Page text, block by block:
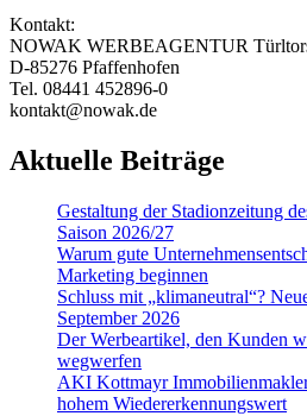
Kontakt:
NOWAK WERBEAGENTUR
D-85276 Pfaffenhofen
Tel. 08441 452896-0
kontakt@nowak.de
Aktuelle Beiträge
Gestaltung der Stadionzeitung
Saison 2026/27
Warum gute
Marketing beginnen
Schluss mit „klimaneutral“?
September 2026
Der Werbeartikel, den Kunden
wegwerfen
AKI Kottmayr
hohem Wiedererkennungswert